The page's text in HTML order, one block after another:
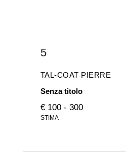
5
TAL-COAT PIERRE
Senza titolo
€ 100 - 300
STIMA